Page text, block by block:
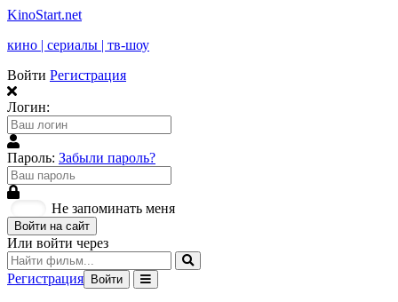
KinoStart.net
кино | сериалы | тв-шоу
Войти Регистрация
Логин:
Пароль: Забыли пароль?
Не запоминать меня
Войти на сайт
Или войти через
Регистрация Войти